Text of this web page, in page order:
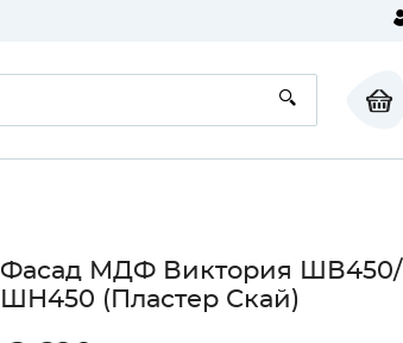
Фасад МДФ Виктория ШВ450/
ШН450 (Пластер Скай)